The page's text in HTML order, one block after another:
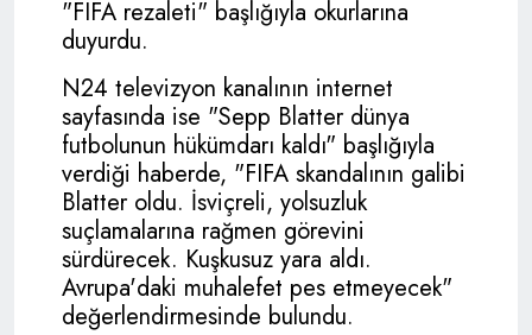
"FIFA rezaleti" başlığıyla okurlarına
duyurdu.
N24 televizyon kanalının internet
sayfasında ise "Sepp Blatterdünya
futbolunun hükümdarı kaldı" başlığıyla
verdiği haberde, "FIFA skandalının galibi
Blatter oldu. İsviçreli, yolsuzluk
suçlamalarına rağmen görevini
sürdürecek. Kuşkusuz yara aldı.
Avrupa'daki muhalefet pes etmeyecek"
değerlendirmesinde bulundu.